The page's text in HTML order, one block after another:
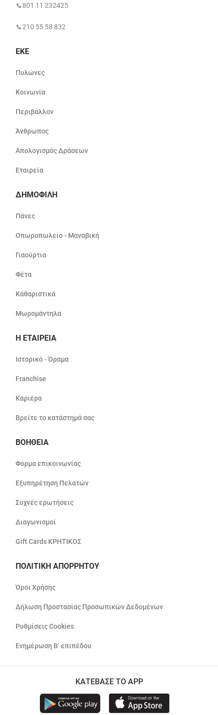
801 11 232425
210 55 58 832
ΕΚΕ
Πυλώνες
Κοινωνία
Περιβάλλον
Άνθρωπος
Απολογισμός Δράσεων
Εταιρεία
ΔΗΜΟΦΙΛΗ
Πάνες
Οπωροπωλείο - Μαναβική
Γιαούρτια
Φέτα
Καθαριστικά
Μωρομάντηλα
Η ΕΤΑΙΡΕΙΑ
Ιστορικό - Όραμα
Franchise
Καριέρα
Βρείτε το κατάστημά σας
ΒΟΗΘΕΙΑ
Φόρμα επικοινωνίας
Εξυπηρέτηση Πελατών
Συχνές ερωτήσεις
Διαγωνισμοί
Gift Cards ΚΡΗΤΙΚΟΣ
ΠΟΛΙΤΙΚΗ ΑΠΟΡΡΗΤΟΥ
Όροι Χρήσης
Δήλωση Προστασίας Προσωπικών Δεδομένων
Ρυθμίσεις Cookies
Ενημέρωση Β’ επιπέδου
ΚΑΤΕΒΑΣΕ ΤΟ APP